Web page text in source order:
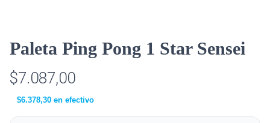
Paleta Ping Pong 1 Star Sensei
$7.087,00
$6.378,30 en efectivo